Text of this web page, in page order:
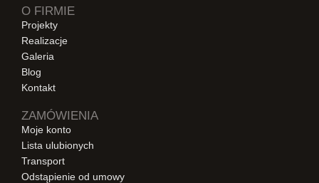
O FIRMIE
Projekty
Realizacje
Galeria
Blog
Kontakt
ZAMÓWIENIA
Moje konto
Lista ulubionych
Transport
Odstąpienie od umowy